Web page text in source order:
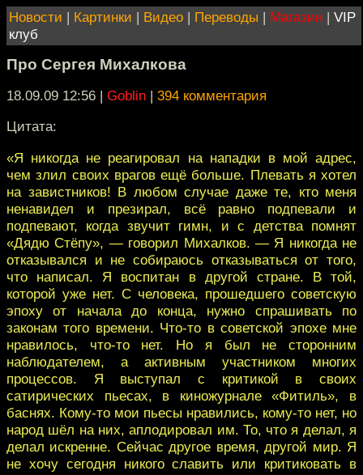
Новости | Картинки | Видео | Переводы | Магазин | VIP
клуб
Про Сергея Михалкова
18.09.09 12:56 | Goblin | 394 комментария
Цитата:
«Я никогда не реагировал на нападки в мой адрес,
чем злил своих врагов ещё больше. Плевать я хотел
на завистников! В любом случае даже те, кто меня
ненавидел и презирал, всё равно подпевали и
подпевают, когда звучит гимн, и с детства помнят
«Дядю Стёпу», — говорил Михалков. — Я никогда не
отказывался и не собираюсь отказываться от того,
что написал. Я воспитан в другой стране. В той,
которой уже нет. С человека, прошедшего советскую
эпоху от начала до конца, нужно спрашивать по
законам того времени. Что-то в советской эпохе мне
нравилось, что-то нет. Но я был не сторонним
наблюдателем, а активным участником многих
процессов. Я выступал с критикой в своих
сатирических пьесах, в киножурнале «Фитиль», в
баснях. Кому-то мои пьесы нравились, кому-то нет, но
народ шёл на них, аплодировал им. То, что я делал, я
делал искренне. Сейчас другое время, другой мир. Я
не хочу сегодня никого славить или критиковать в